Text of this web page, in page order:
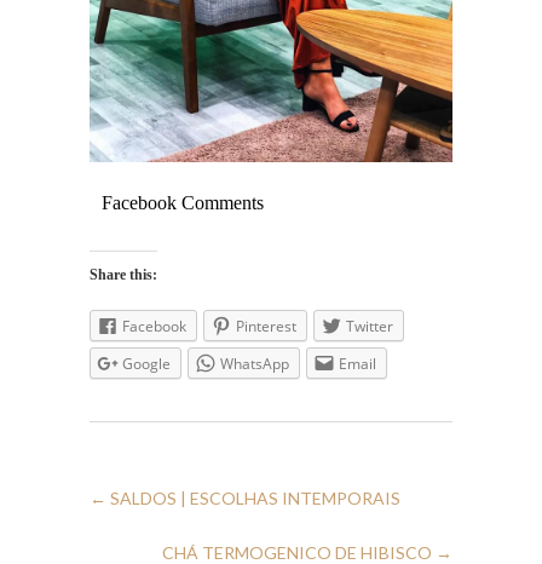
Facebook Comments
Share this:
Facebook Pinterest
Twitter
Google
WhatsApp Email
← SALDOS | ESCOLHAS INTEMPORAIS
CHÁ TERMOGENICO DE HIBISCO →